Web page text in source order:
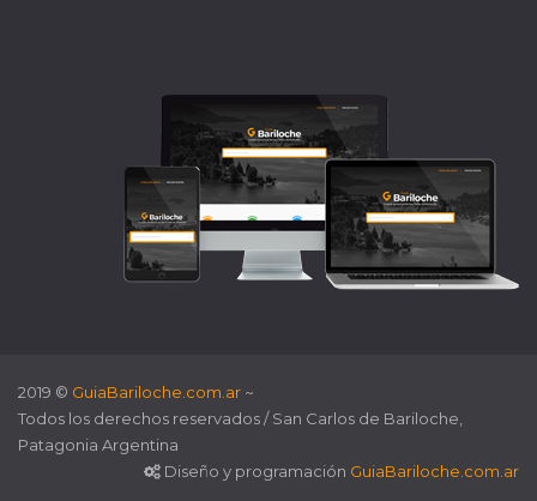
2019 © GuiaBariloche.com.ar ~
Todos los derechos reservados / San Carlos de Bariloche,
Patagonia Argentina
Diseño y programación GuiaBariloche.com.ar